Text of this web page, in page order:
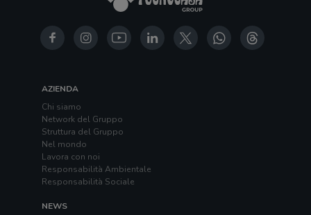
AZIENDA
Chi siamo
Network del Gruppo
Struttura del Gruppo
Nel mondo
Lavora con noi
Responsabilità Ambientale
Responsabilità Sociale
NEWS